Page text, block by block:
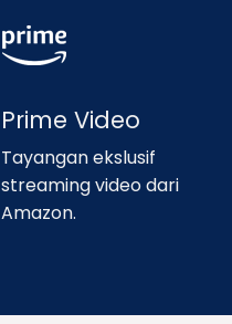
Prime Video
Tayangan ekslusif
streaming video dari
Amazon.